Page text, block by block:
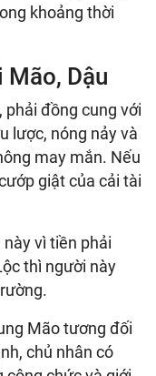
khoảng thời
Dậu
phải đồng cung với
lược, nóng nảy và
may mắn. Nếu
giật của cải tài
vì tiền phải
thì người này
Mão tương đối
chủ nhân có